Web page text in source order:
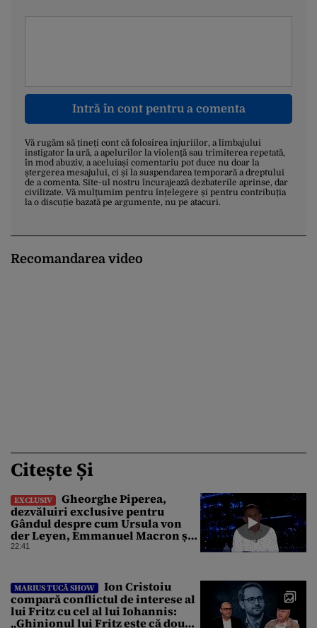
Intră în cont pentru a comenta
Vă rugăm să țineți cont că folosirea injuriilor, a limbajului
instigator la ură, a apelurilor la violență sau trimiterea repetată,
în mod abuziv, a aceluiași comentariu pot duce nu doar la
ștergerea mesajului, ci și la suspendarea temporară a dreptului
de a comenta. Site-ul nostru încurajează dezbaterile aprinse, dar
civilizate. Vă mulțumim pentru înțelegere și pentru contribuția
la o discuție bazată pe argumente, nu pe atacuri.
Recomandarea video
Citește Și
EXCLUSIV
Gheorghe Piperea,
dezvăluiri exclusive pentru
Gândul despre cum Ursula von
der Leyen, Emmanuel Macron și
Zelenski plănuiesc pe Signal să îl
22:41
MARIUS TUCĂ SHOW
Ion Cristoiu
compară conflictul de interese al
lui Fritz cu cel al lui Iohannis:
„Ghinionul lui Fritz este că două